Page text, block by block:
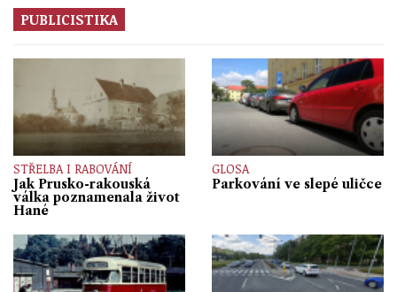
PUBLICISTIKA
STŘELBA I RABOVÁNÍ
Jak Prusko-rakouská
válka poznamenala život
Hané
GLOSA
Parkování ve slepé uličce